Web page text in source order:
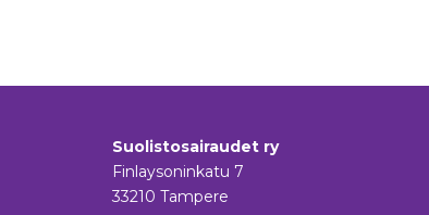
Suolistosairaudet ry
Finlaysoninkatu 7
33210 Tampere